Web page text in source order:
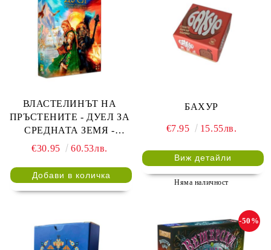
ВЛАСТЕЛИНЪТ НА
ПРЪСТЕНИТЕ - ДУЕЛ ЗА
СРЕДНАТА ЗЕМЯ -
БЪЛГАРСКО ИЗДАНИЕ
€30.95 60.53лв.
БАХУР
€7.95 15.55лв.
Виж детайли
Няма наличност
-50%